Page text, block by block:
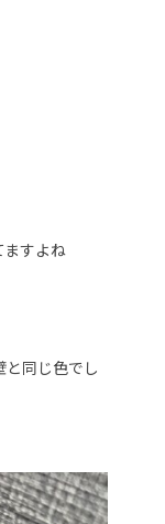
ますよね
同じ色でし